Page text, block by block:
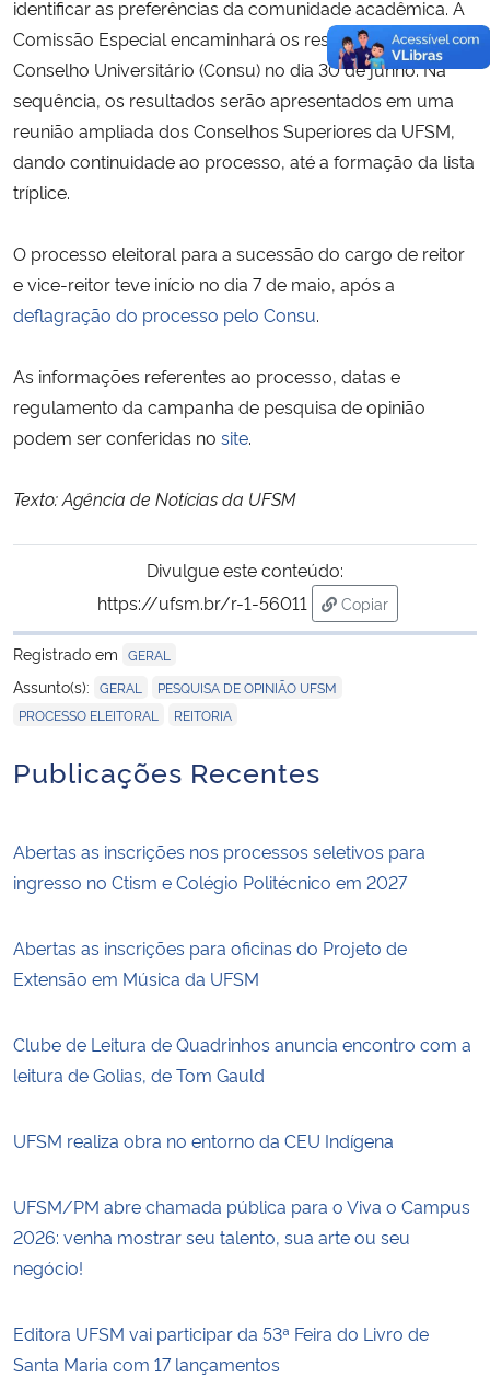
identificar as preferências da comunidade acadêmica. A
Comissão Especial encaminhará os resultados ao
Conselho Universitário (Consu) no dia 30 de junho. Na
sequência, os resultados serão apresentados em uma
reunião ampliada dos Conselhos Superiores da UFSM,
dando continuidade ao processo, até a formação da lista
tríplice.
O processo eleitoral para a sucessão do cargo de reitor
e vice-reitor teve início no dia 7 de maio, após a
deflagração do processo pelo Consu.
As informações referentes ao processo, datas e
regulamento da campanha de pesquisa de opinião
podem ser conferidas no site.
Texto: Agência de Notícias da UFSM
Divulgue este conteúdo:
https://ufsm.br/r-1-56011
Copiar
para área de
Registrado em GERAL
Assunto(s): GERAL PESQUISA DE OPINIÃO UFSM
PROCESSO ELEITORAL REITORIA
Publicações Recentes
Abertas as inscrições nos processos seletivos para
ingresso no Ctism e Colégio Politécnico em 2027
Abertas as inscrições para oficinas do Projeto de
Extensão em Música da UFSM
Clube de Leitura de Quadrinhos anuncia encontro com a
leitura de Golias, de Tom Gauld
UFSM realiza obra no entorno da CEU Indígena
UFSM/PM abre chamada pública para o Viva o Campus
2026: venha mostrar seu talento, sua arte ou seu
negócio!
Editora UFSM vai participar da 53ª Feira do Livro de
Santa Maria com 17 lançamentos